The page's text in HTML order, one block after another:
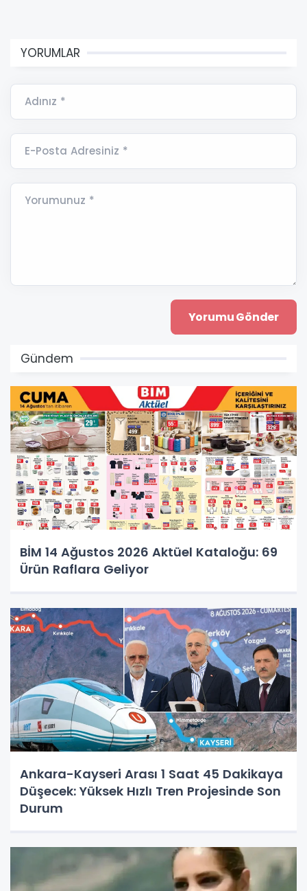
YORUMLAR
Adınız *
E-Posta Adresiniz *
Yorumunuz *
Gündem
BİM 14 Ağustos 2026 Aktüel Kataloğu: 69
Ürün Raflara Geliyor
Ankara-Kayseri Arası 1 Saat 45 Dakikaya
Düşecek: Yüksek Hızlı Tren Projesinde Son
Durum